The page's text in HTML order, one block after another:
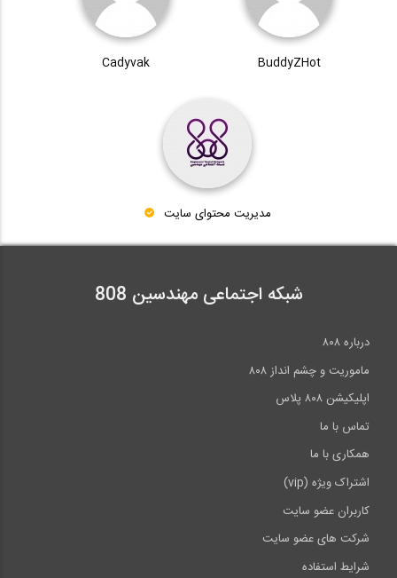
BuddyZHot
Cadyvak
مدیریت محتوای سایت
شبکه اجتماعی مهندسین 808
درباره ۸۰۸
ماموریت و چشم انداز ۸۰۸
اپلیکیشن ۸۰۸ پلاس
تماس با ما
همکاری با ما
اشتراک ویژه (vip)
کاربران عضو سایت
شرکت های عضو سایت
شرایط استفاده